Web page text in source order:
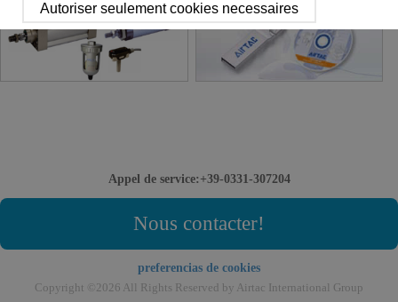
Appel de service:+39-0331-307204
Nous contacter!
preferencias de cookies
Copyright ©2026 All Rights Reserved by Airtac International Group